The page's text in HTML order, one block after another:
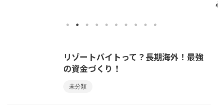
リゾートバイトって？長期海外！最強
の資金づくり！
未分類